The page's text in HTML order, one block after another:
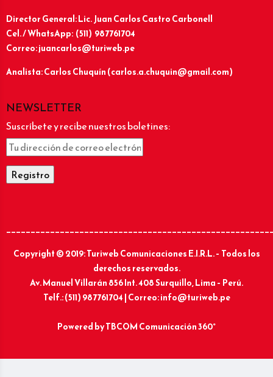
Director General: Lic.Juan Carlos Castro Carbonell
Cel. / WhatsApp: (511) 987761704
Correo: juancarlos@turiweb.pe
Analista: Carlos Chuquín (carlos.a.chuquin@gmail.com)
NEWSLETTER
Suscríbete y recibe nuestros boletines:
Copyright © 2019: Turiweb Comunicaciones E.I.R.L. – Todos los
derechos reservados.
Av. Manuel Villarán 856 Int. 408 Surquillo, Lima – Perú.
Telf.: (511) 987761704 | Correo: info@turiweb.pe
Powered byTBCOM Comunicación 360°